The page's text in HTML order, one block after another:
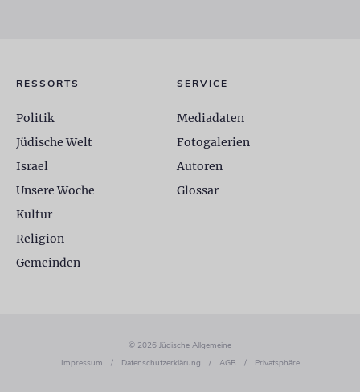
RESSORTS
Politik
Jüdische Welt
Israel
Unsere Woche
Kultur
Religion
Gemeinden
SERVICE
Mediadaten
Fotogalerien
Autoren
Glossar
© 2026 Jüdische Allgemeine
Impressum
/ Datenschutzerklärung / AGB / Privatsphäre